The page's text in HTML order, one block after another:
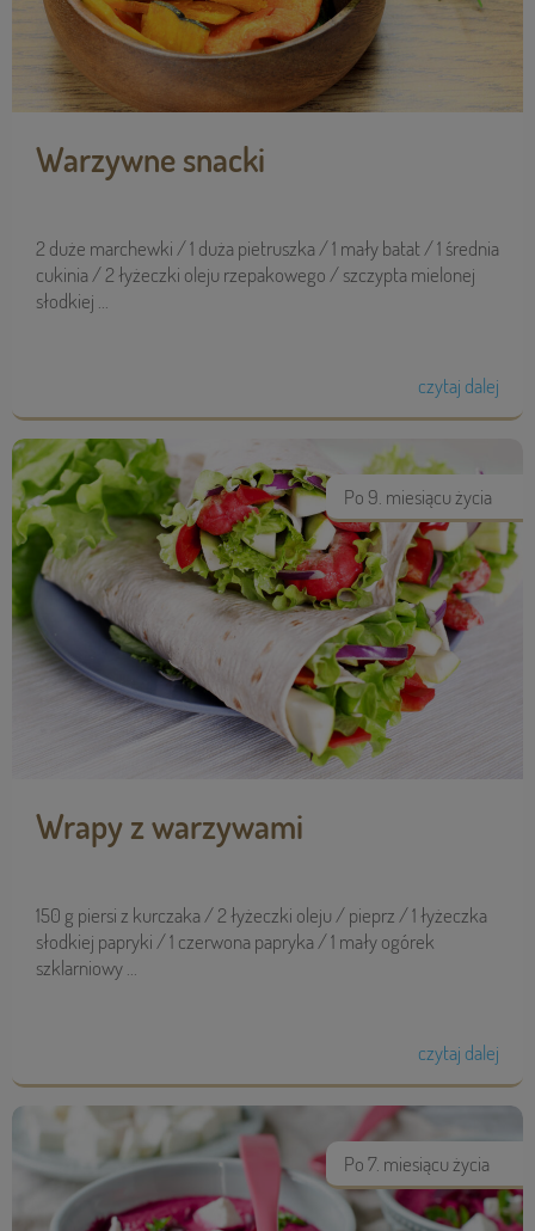
Warzywne snacki
2 duże marchewki / 1 duża pietruszka / 1 mały batat / 1 średnia
cukinia / 2 łyżeczki oleju rzepakowego / szczypta mielonej
słodkiej ...
czytaj dalej
Po 9. miesiącu życia
Wrapy z warzywami
150 g piersi z kurczaka / 2 łyżeczki oleju / pieprz / 1 łyżeczka
słodkiej papryki / 1 czerwona papryka / 1 mały ogórek
szklarniowy ...
czytaj dalej
Po 7. miesiącu życia